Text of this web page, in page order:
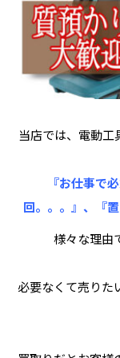
当店では、電動工
『お仕事で
回。。。』、『
様々な理由
必要なくて売りた